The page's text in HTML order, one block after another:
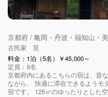
京都府 / 亀岡・丹波・福知山・
古民家 筧
料金：1泊（5名）￥45,000～
定員：9名
京都府内にあるこちらの宿は、昔
ながら、 快適に滞在できるよう
宿です。 125㎡のゆったりとした